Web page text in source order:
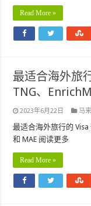
Read More »
最适合海外旅
TNG、
2023年6月22日 马
最适合海外旅行的
和 MAE 阅读更多
Read More »